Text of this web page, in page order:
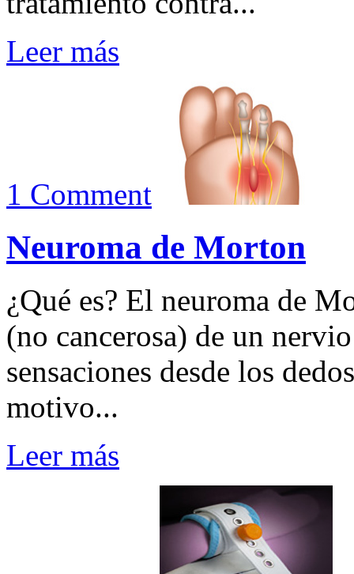
Leer más
1 Comment
Neuroma de Morton
¿Qué es? El neuroma de
(no cancerosa) de un
sensaciones desde los
motivo...
Leer más